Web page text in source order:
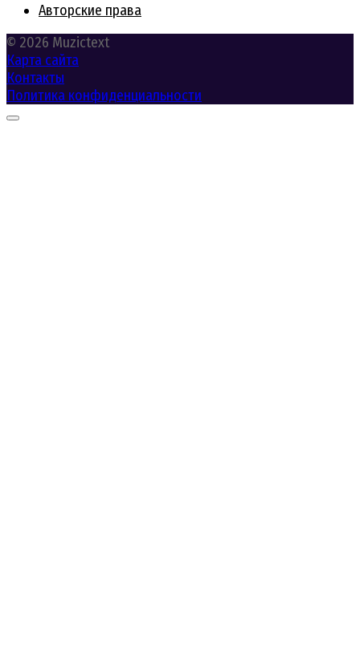
Авторские права
© 2026 Muzictext
Карта сайта
Контакты
Политика конфиденциальности